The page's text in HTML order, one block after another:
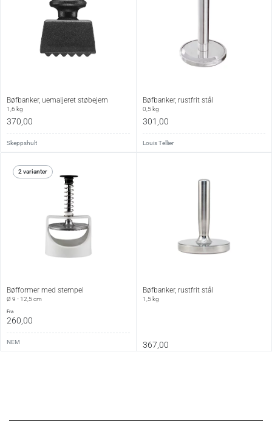
Bøfbanker, uemaljeret støbejern
1,6 kg
370,00
Skeppshult
Bøfbanker, rustfrit stål
0,5 kg
301,00
Louis Tellier
2 varianter
Bøfformer med stempel
Ø 9 - 12,5 cm
fra
260,00
NEM
Bøfbanker, rustfrit stål
1,5 kg
367,00